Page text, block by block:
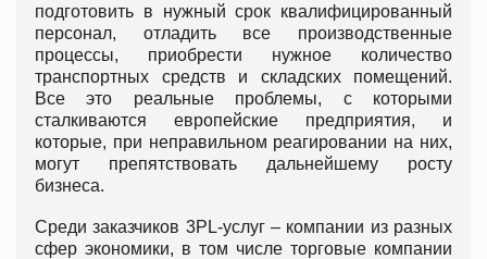
подготовить в нужный срок квалифицированный
персонал, отладить все производственные
процессы, приобрести нужное количество
транспортных средств и складских помещений.
Все это реальные проблемы, с которыми
сталкиваются европейские предприятия, и
которые, при неправильном реагировании на них,
могут препятствовать дальнейшему росту
бизнеса.
Среди заказчиков 3PL-услуг – компании из разных
сфер экономики, в том числе торговые компании